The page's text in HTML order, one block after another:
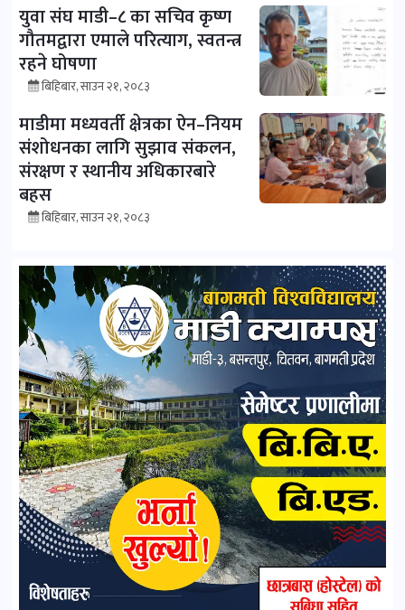
युवा संघ माडी–८ का सचिव कृष्ण
गौतमद्वारा एमाले परित्याग, स्वतन्त्र
रहने घोषणा
बिहिबार, साउन २१, २०८३
माडीमा मध्यवर्ती क्षेत्रका ऐन–नियम
संशोधनका लागि सुझाव संकलन,
संरक्षण र स्थानीय अधिकारबारे
बहस
बिहिबार, साउन २१, २०८३